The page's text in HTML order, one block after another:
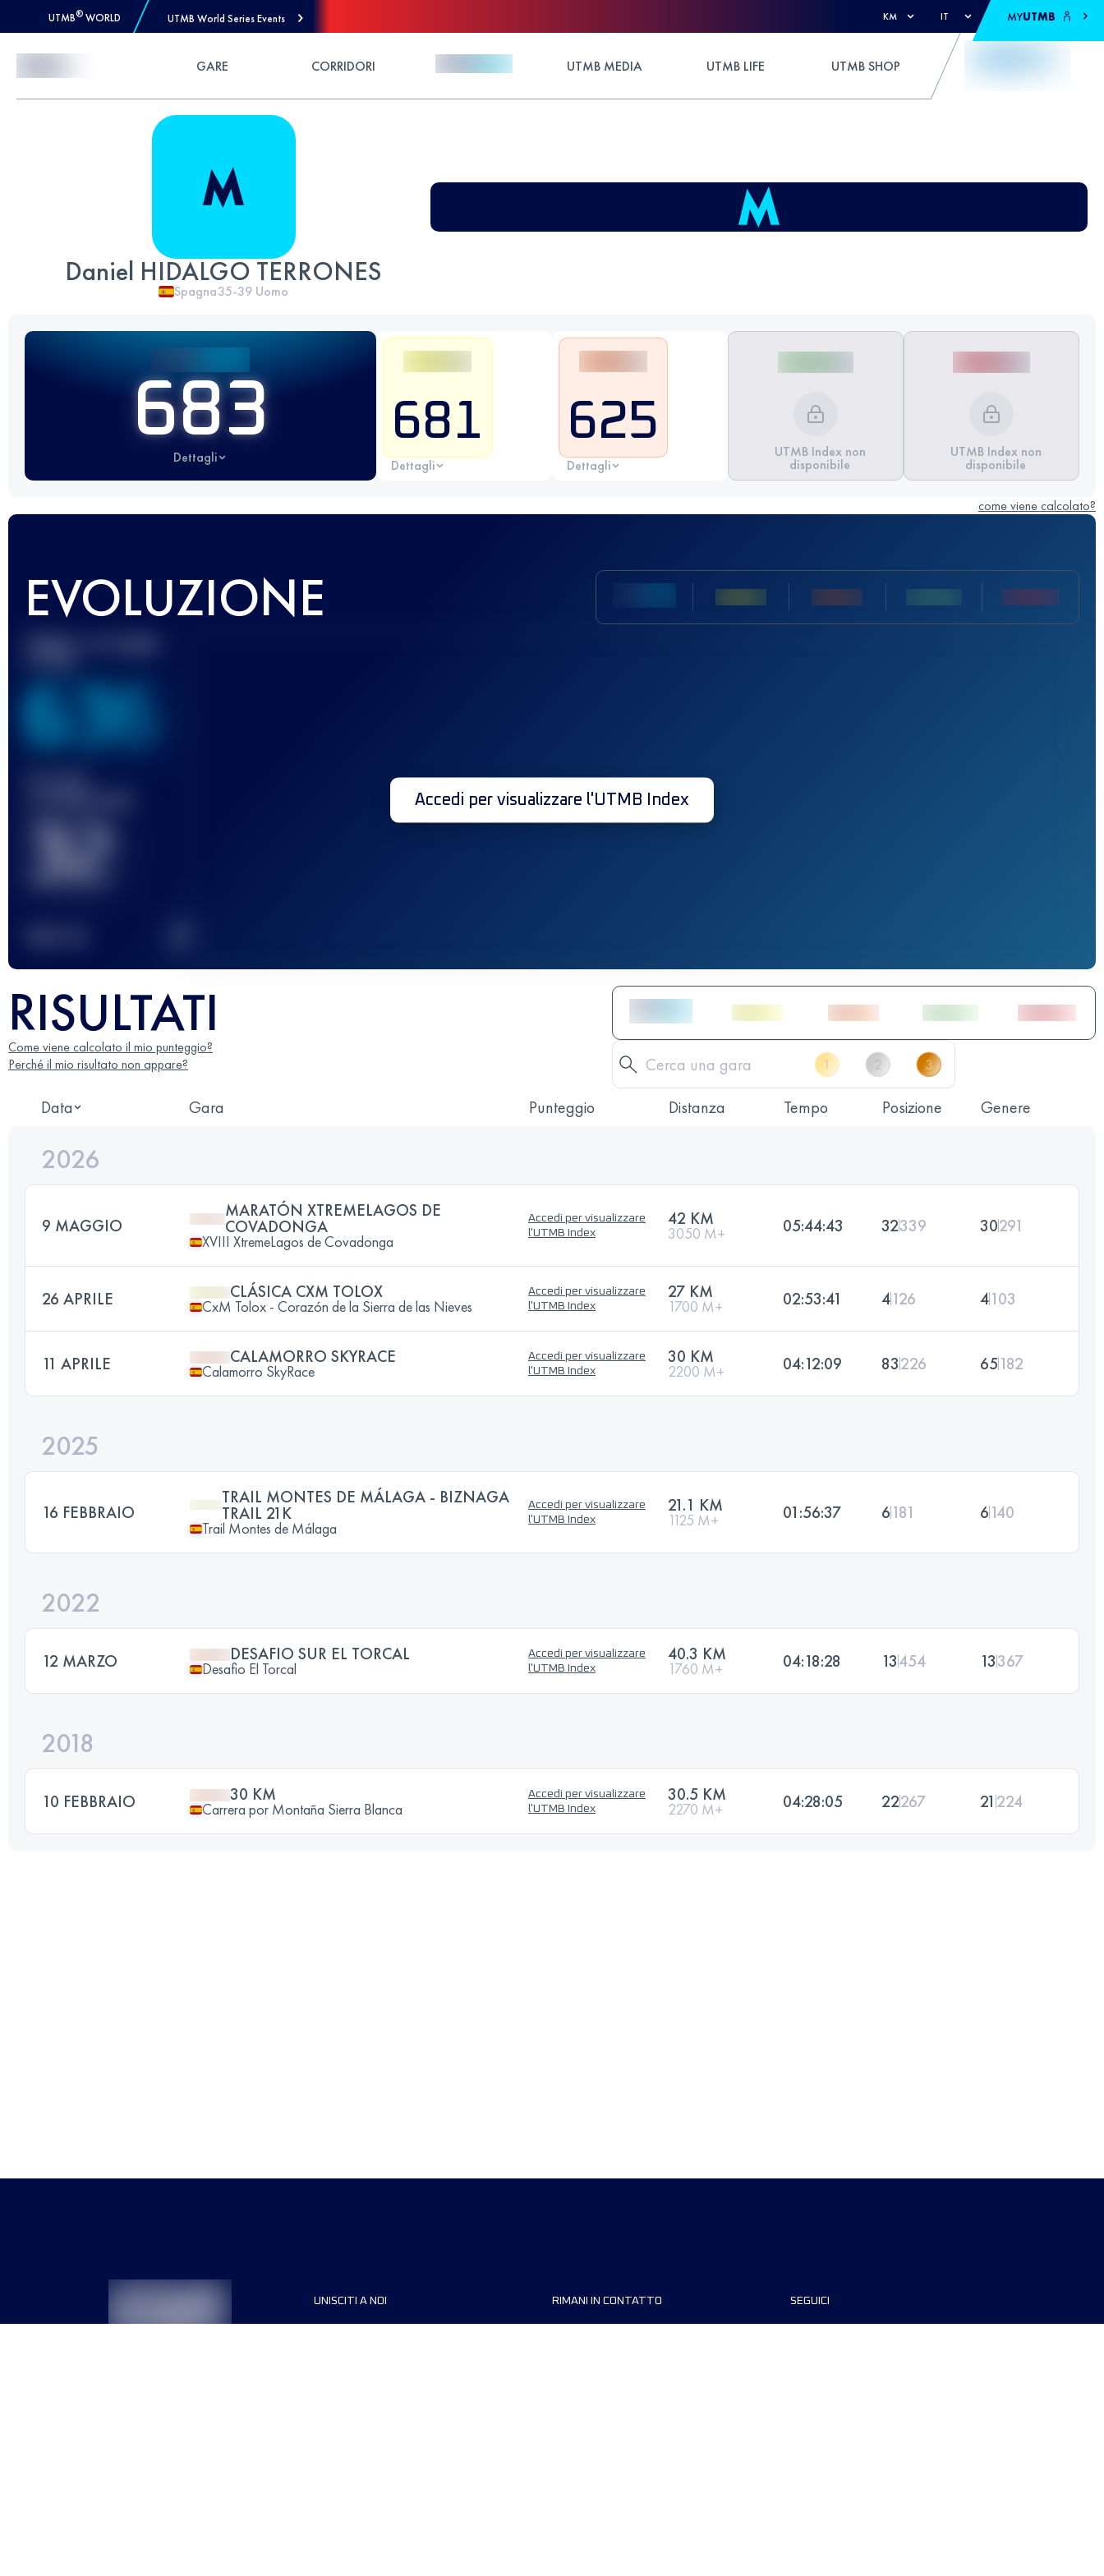
UTMB® WORLD UTMB World Series Events KM IT MYUTMB
GARE CORRIDORI UTMB MEDIA UTMB LIFE UTMB SHOP
Daniel HIDALGO TERRONES
Spagna35-39 Uomo
683
Dettagli
681
Dettagli
625
Dettagli
UTMB Index non
disponibile
UTMB Index non
disponibile
come viene calcolato?
EVOLUZIONE
Miglior punteggio
636
Gara(e)
32
Accedi per visualizzare l'UTMB Index
RISULTATI
Come viene calcolato il mio punteggio?
Perché il mio risultato non appare?
Data Gara Punteggio Distanza Tempo Posizione Genere
2026
9 MAGGIO
MARATÓN XTREMELAGOS DE
COVADONGA
XVIII XtremeLagos de Covadonga
Accedi per visualizzare
l'UTMB Index
42 KM
3050 M+ 05:44:43 32339 30291
26 APRILE CLÁSICA CXM TOLOX
CxM Tolox - Corazón de la Sierra de las Nieves
Accedi per visualizzare
l'UTMB Index
27 KM
1700 M+ 02:53:41 4126 4103
11 APRILE CALAMORRO SKYRACE
Calamorro SkyRace
Accedi per visualizzare
l'UTMB Index
30 KM
2200 M+ 04:12:09 83226 65182
2025
16 FEBBRAIO
TRAIL MONTES DE MÁLAGA - BIZNAGA
TRAIL 21K
Trail Montes de Málaga
Accedi per visualizzare
l'UTMB Index
21.1 KM
1125 M+ 01:56:37 6181 6140
2022
12 MARZO DESAFIO SUR EL TORCAL
Desafio El Torcal
Accedi per visualizzare
l'UTMB Index
40.3 KM
1760 M+ 04:18:28 13454 13367
2018
10 FEBBRAIO 30 KM
Carrera por Montaña Sierra Blanca
Accedi per visualizzare
l'UTMB Index
30.5 KM
2270 M+ 04:28:05 22267 21 224
UNISCITI A NOI RIMANI IN CONTATTO SEGUICI